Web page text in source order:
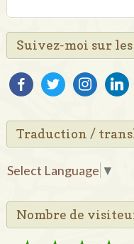
Suivez-moi sur
facebooktwitterinstagram
Traduction /
Select Language ▼
Nombre de